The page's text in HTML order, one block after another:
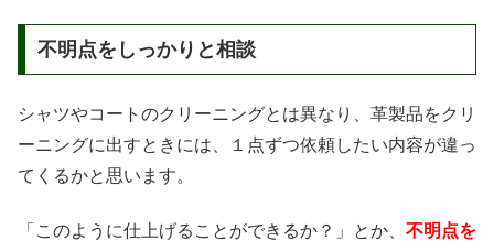
不明点をしっかりと相談
シャツやコートのクリーニングとは異なり、革製品をクリ
ーニングに出すときには、１点ずつ依頼したい内容が違っ
てくるかと思います。
「このように仕上げることができるか？」とか、 不明点を